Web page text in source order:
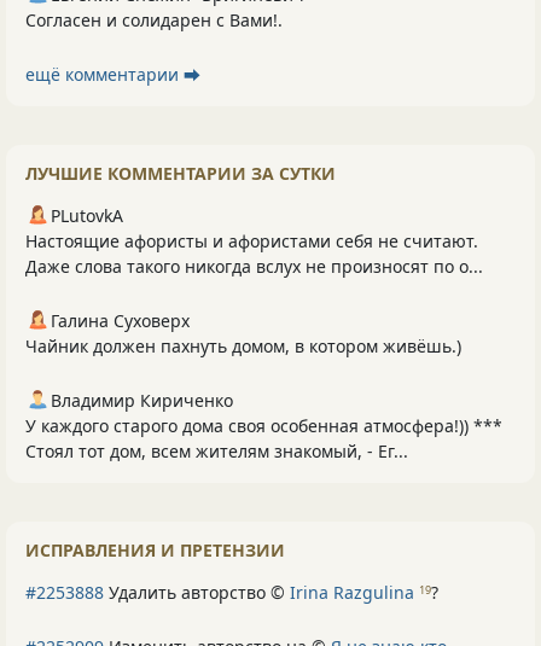
Согласен и солидарен с Вами!.
ещё комментарии ⮕
ЛУЧШИЕ КОММЕНТАРИИ ЗА СУТКИ
PLutоvkА
Настоящие афористы и афористами себя не считают.
Даже слова такого никогда вслух не произносят по о...
Галина Суховерх
Чайник должен пахнуть домом, в котором живёшь.)
Владимир Кириченко
У каждого старого дома своя особенная атмосфера!)) ***
Стоял тот дом, всем жителям знакомый, - Ег...
ИСПРАВЛЕНИЯ И ПРЕТЕНЗИИ
#2253888 Удалить авторство © Irina Razgulina 19?